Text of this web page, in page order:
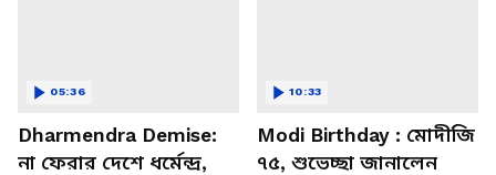
Dharmendra Demise:
না ফেরার দেশে ধর্মেন্দ্র,
05:36
Modi Birthday : মোদীজি
৭৫, শুভেচ্ছা জানালেন
10:33